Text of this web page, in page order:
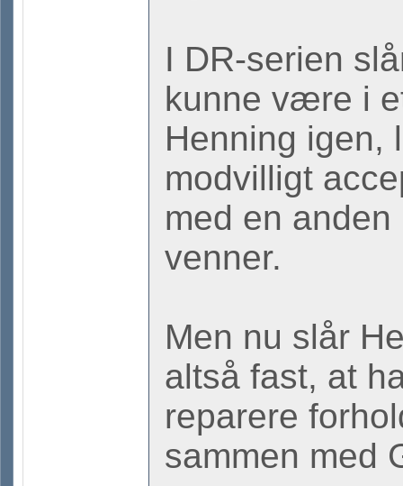
I DR-serien
kunne være i
Henning igen,
modvilligt
med en
venner.
Men nu slår
altså fast, at
reparere
sammen med